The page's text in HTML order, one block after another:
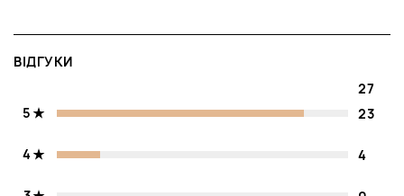
ВІДГУКИ
27
5
23
4 4